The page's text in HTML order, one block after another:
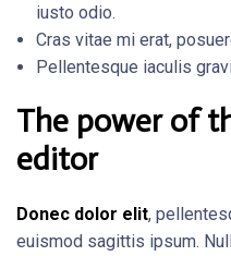
iusto odio.
Cras vitae mi erat,
Pellentesque iaculis
The power of
editor
Donec dolor elit,
euismod sagittis ipsum.